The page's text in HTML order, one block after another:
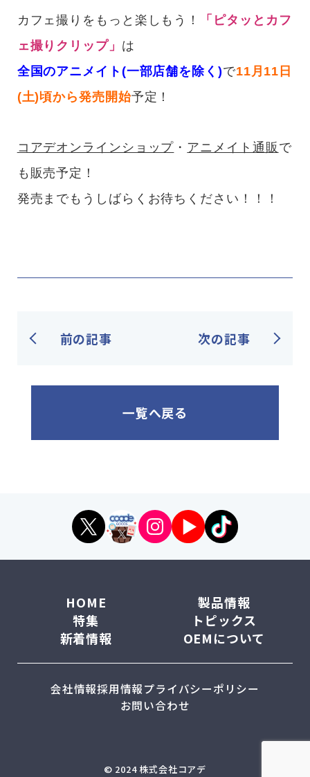
カフェ撮りをもっと楽しもう！
「ピタッとカフ
ェ撮りクリップ」 は
全国のアニメイト(一部店舗を除く)で11月11日
(土)頃から発売開始予定！
コアデオンラインショップ ・ アニメイト通販 で
も販売予定！
発売までもうしばらくお待ちください！！！
前の記事
一覧へ戻る
次の記事
HOME
製品情報
特集
トピックス
新着情報
OEMについて
会社情報採用情報プライバシーポリシー
お問い合わせ
© 2024 株式会社コアデ